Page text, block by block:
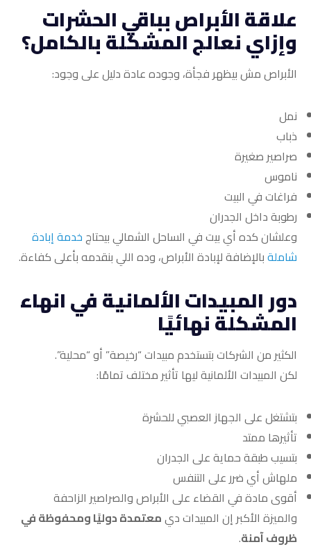
علاقة الأبراص بباقي الحشرات
وإزاي نعالج المشكلة بالكامل؟
الأبراص مش بيظهر فجأة، وجوده عادة دليل على وجود:
نمل
ذباب
صراصير صغيرة
ناموس
فراغات في البيت
رطوبة داخل الجدران
وعلشان كده أي بيت في الساحل الشمالي بيحتاجخدمة إبادة
شاملةبالإضافة لإبادة الأبراص، وده اللي بنقدمه بأعلى كفاءة.
دور المبيدات الألمانية في انهاء
المشكلة نهائيًا
الكثير من الشركات بتستخدم مبيدات “رخيصة” أو “محلية”.
لكن المبيدات الألمانية ليها تأثير مختلف تمامًا:
بتشتغل على الجهاز العصبي للحشرة
تأثيرها ممتد
بتسيب طبقة حماية على الجدران
ملهاش أي ضرر على التنفس
أقوى مادة في القضاء على الأبراص والصراصير الزاحفة
والميزة الأكبر إن المبيدات ديمعتمدة دوليًا ومحفوظة في
ظروف آمنة.